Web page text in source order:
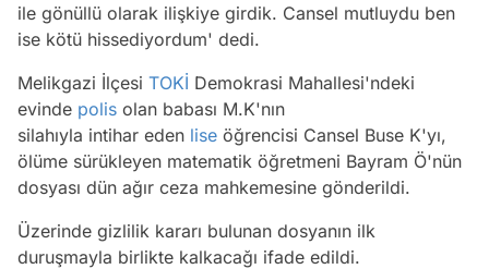
ile gönüllü olarak ilişkiye girdik. Cansel mutluydu ben
ise kötü hissediyordum' dedi.
Melikgazi İlçesi TOKİ Demokrasi Mahallesi'ndeki
evinde polis olan babası M.K'nın
silahıyla intihar eden lise öğrencisi Cansel Buse K'yı,
ölüme sürükleyen matematik öğretmeni Bayram Ö'nün
dosyası dün ağır ceza mahkemesine gönderildi.
Üzerinde gizlilik kararı bulunan dosyanın ilk
duruşmayla birlikte kalkacağı ifade edildi.